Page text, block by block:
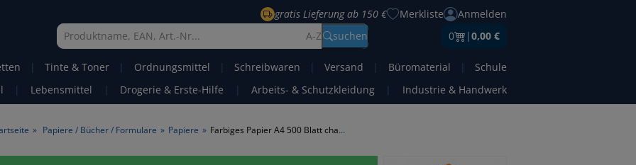
gratis Lieferung ab 150 € Merkliste
Anmelden
A-Z
suchen 0 |0,00 €
| Tinte & Toner | Ordnungsmittel | Schreibwaren | Versand | Büromaterial |
Schule
| Lebensmittel | Drogerie & Erste-Hilfe | Arbeits- & Schutzkleidung | Industrie & Handwerk
» Papiere / Bücher / Formulare » Papiere » Farbiges Papier A4 500 Blatt chamois